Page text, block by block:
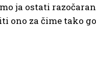
ja ostati
ono za čime tako